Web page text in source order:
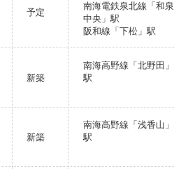
予定
南海電鉄泉北線「和泉
中央」駅
阪和線「下松」駅
新築
南海高野線「北野田」
駅
新築
南海高野線「浅香山」
駅